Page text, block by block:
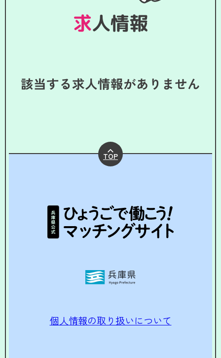
求人情報
該当する求人情報がありません
TOP
個人情報の取り扱いについて